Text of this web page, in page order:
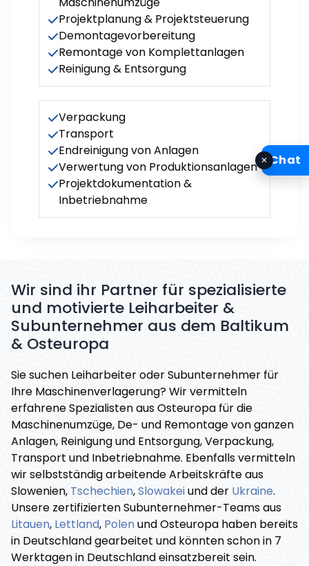
Projektplanung & Projektsteuerung
Demontagevorbereitung
Remontage von Komplettanlagen
Reinigung & Entsorgung
Verpackung
Transport
Endreinigung von Anlagen
Verwertung von Produktionsanlagen
Projektdokumentation &
Inbetriebnahme
Wir sind ihr Partner für spezialisierte
und motivierte Leiharbeiter &
Subunternehmer aus dem Baltikum
& Osteuropa
Sie suchen Leiharbeiter oder Subunternehmer für
Ihre Maschinenverlagerung? Wir vermitteln
erfahrene Spezialisten aus Osteuropa für die
Maschinenumzüge, De- und Remontage von ganzen
Anlagen, Reinigung und Entsorgung, Verpackung,
Transport und Inbetriebnahme. Ebenfalls vermitteln
wir selbstständig arbeitende Arbeitskräfte aus
Slowenien, Tschechien,Slowakeiund der Ukraine.
Unsere zertifizierten Subunternehmer-Teams aus
Litauen, Lettland, Polenund Osteuropa haben bereits
in Deutschland gearbeitet und könnten schon in 7
Werktagen in Deutschland einsatzbereit sein.
Chat
✕